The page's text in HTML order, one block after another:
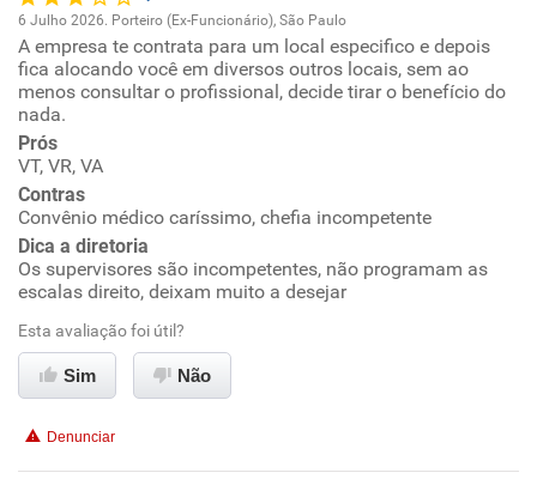
Oportunidade de promoção
Ambiente de trabalho
Conciliação com a vida familiar
Benefícios
Não recomenda esta empresa
Não recomenda a diretoria
6 Julho 2026. Porteiro (Ex-Funcionário), São Paulo
A empresa te contrata para um local especifico e depois
fica alocando você em diversos outros locais, sem ao
menos consultar o profissional, decide tirar o benefício do
nada.
Prós
VT, VR, VA
Contras
Convênio médico caríssimo, chefia incompetente
Dica a diretoria
Os supervisores são incompetentes, não programam as
escalas direito, deixam muito a desejar
Esta avaliação foi útil?
Sim Não
Denunciar